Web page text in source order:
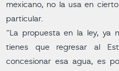
mexicano, no la usa en
particular.
“La propuesta en la ley, ya
tienes que regresar al
concesionar esa agua, es